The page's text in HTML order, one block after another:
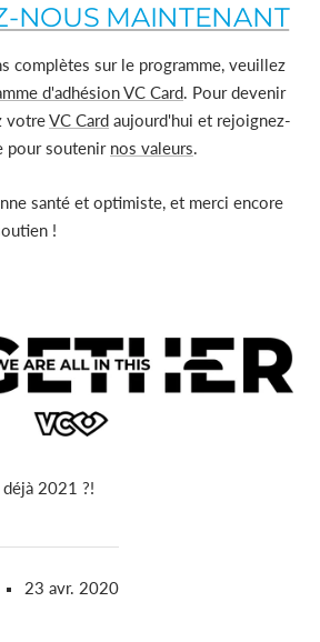
23 avr. 2020
NOUS MAINTENANT
complètes sur le programme, veuillez
d'adhésion VC Card. Pour devenir
votreVC Card aujourd'hui et rejoignez-
pour soutenir nos valeurs.
santé et optimiste, et merci encore
!
2021 ?!